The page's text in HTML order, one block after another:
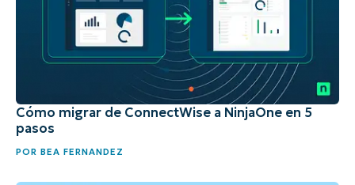
Cómo migrar de ConnectWise a NinjaOne en 5
pasos
POR BEA FERNANDEZ